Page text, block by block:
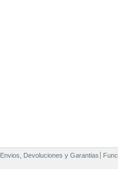
Envios, Devoluciones y Garantias